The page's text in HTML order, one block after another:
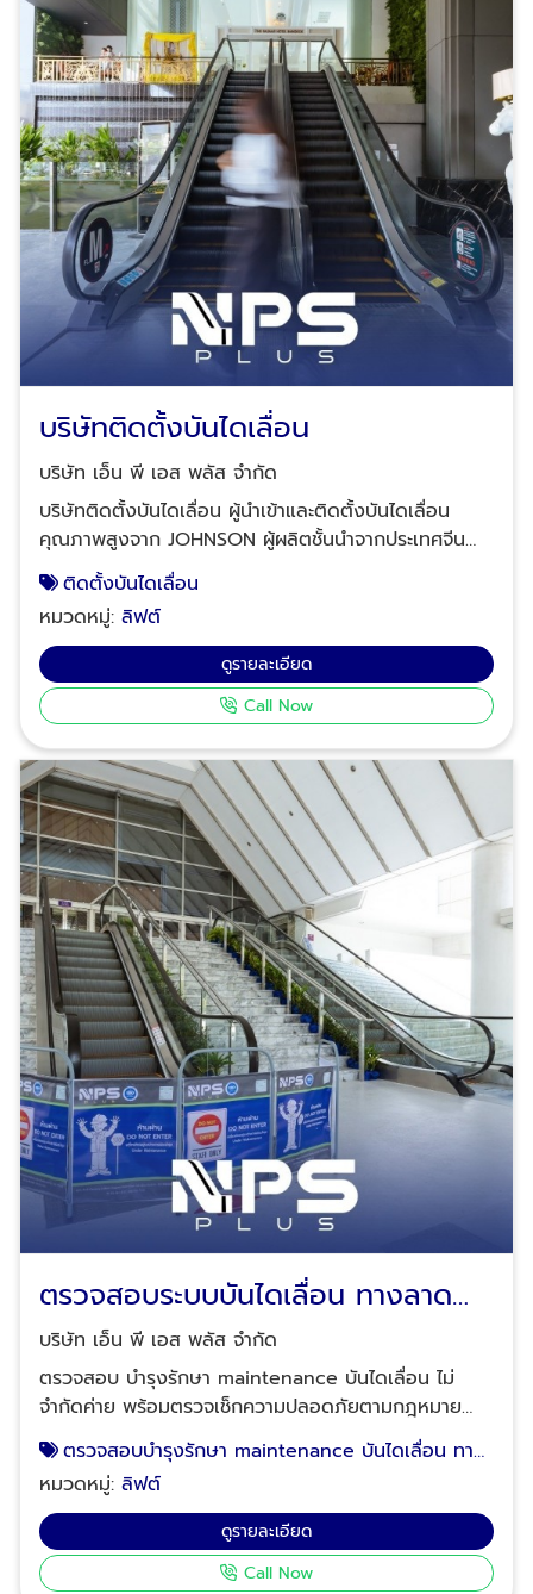
โครงสร้าง ตรวจสอบความปลอดภัย: ทดสอบระบบ 60
จุดก่อนส่งมอบ พร้อมใช้งาน: ลิฟต์บ้านของคุณจะใช้งาน
ได้ทันที ลิฟต์บ้านติดตั้งง่ายเหมาะกับใคร? เจ้าของบ้านที่
มีพื้นที่จำกัด: ไม่ต้องกังวลเรื่องการขยายพื้นที่ ผู้สูงอายุ
หรือผู้พิการ: เข้าถึงทุกชั้นได้สะดวกและปลอดภัย คนรัก
บ้านสวย: ดีไซน์ทันสมัย ไม่เสียความสวยงามของบ้าน ผู้ที่
ต้องการความคุ้มค่า: เริ่มต้น 7 แสนบาท ใช้งานยาวนาน
คำถามที่พบบ่อยเกี่ยวกับลิฟต์บ้านติดตั้งง่ายไม่ต้องทุบ 1.
ลิฟต์บ้านติดตั้งง่ายไม่ต้องทุบราคาเท่าไหร่? เริ่มต้นที่ 7
แสนบาท ขึ้นอยู่กับการออกแบบและขนาดที่เลือก 2. ใช้เวลา
ติดตั้งนานไหม? ด้วยระบบ Traction และทีมงานมืออาชีพ
การติดตั้งเสร็จสิ้นได้ในเวลาอันสั้น ไม่กระทบการอยู่อาศัย
ระบบความปลอดภัย 60 จุด และรับประกันอุบัติเหตุตลอด
สัญญา 4. สามารถติดตั้งในบ้านเก่าได้ไหม? ได้แน่นอน!
ระบบของเราออกแบบให้เข้ากับบ้านทุกสภาพ โดยไม่ต้อง
ทุบหรือปรับโครงสร้าง เริ่มต้นมีลิฟต์บ้านง่ายๆ กับ NPS
Plus วันนี้! เปลี่ยนบ้านของคุณให้สะดวกและทันสมัยด้วย
ลิฟต์บ้านติดตั้งง่ายไม่ต้องทุบ จาก NPS Plus ด้วย
ประสบการณ์ 25 ปีและมาตรฐานระดับโลก เราพร้อมดูแล
ทุกขั้นตอนตั้งแต่สำรวจฟรีจนถึงบริการหลังการขาย คลิก
เพื่อขอคำปรึกษาฟรี – ลิฟต์บ้านในฝันของคุณอยู่ไม่ไกล!
โทร: 02-964-8125 ,088-628-9290 ,083-837-8454
,095-952-7523 Facebook: NPS PLUS Elevator &
Escalator Thailand LINE: @npsplus
ลิฟต์โดยสารและตรวจสอบระบบไฟฟ้า ซ่อมบำรุง-รักษา
ลิฟต์โดยสารและตรวจสอบระบบไฟฟ้า ให้บริการปรึกษา
ลิฟต์ บันไดเลื่อน ทางเลื่อน ทางลาดเลื่อนโดยทีมงานมือ
อาชีพ Tel.: 02-964-8125, 088-628-9290, 083-837-
8454, 095-952-7523 Line ID: @npsplus บริษัท
เอ็น.พี.เอส.พลัส จำกัด ผู้ให้บริการครบวงจรด้านงานติด
ตั้งและเปลี่ยนอะไหล่ลิฟต์ - บันไดเลื่อน สามารถดูข้อมูล
บริษัทเพิ่มเติมได้ที่นี้ คลิกดู Company profile บริษัท
เอ็น.พี.เอส.พลัส จำกัด
บริษัทติดตั้งบันไดเลื่อน
บริษัท เอ็น พี เอส พลัส จำกัด
บริษัทติดตั้งบันไดเลื่อน ผู้นำเข้าและติดตั้งบันไดเลื่อน
คุณภาพสูงจาก JOHNSON ผู้ผลิตชั้นนำจากประเทศจีน
ภายใต้แบรนด์ NPS Johnson บริษัท เอ็น.พี.เอส. พลัส
จำกัด บริการติดตั้งบันไดเลื่อนครบวงจร เรามีทีมวิศวกร
และช่างผู้เชี่ยวชาญที่พร้อมให้บริการตั้งแต่การออกแบบ
ติดตั้ง ไปจนถึงการบำรุงรักษา เพื่อให้บันไดเลื่อนของคุณ
ทำงานได้อย่างมีประสิทธิภาพและปลอดภัย คุณสมบัติเด่น
ของบันไดเลื่อน NPS Johnson มาตรฐานความปลอดภัย
ประหยัดพลังงาน: ออกแบบให้ใช้พลังงานอย่างมี
ประสิทธิภาพ ลดค่าใช้จ่ายในระยะยาว ดีไซน์ทันสมัย:
สามารถปรับแต่งให้เข้ากับสถาปัตยกรรมของอาคารได้
อย่างลงตัว ทนทานและเชื่อถือได้: ผลิตจากวัสดุคุณภาพ
สูง รองรับการใช้งานหนักได้เป็นอย่างดี ขั้นตอนการให้
บริการ การสำรวจและออกแบบ: ทีมงานของเราจะทำการ
สำรวจพื้นที่และออกแบบบันไดเลื่อนที่เหมาะสมกับความ
ต้องการของลูกค้า การติดตั้ง: ดำเนินการติดตั้งโดยทีม
ช่างผู้เชี่ยวชาญ ตามมาตรฐานสากล การบำรุงรักษา:
บริการบำรุงรักษาและตรวจสอบความปลอดภัยอย่าง
สม่ำเสมอ เพื่อให้บันไดเลื่อนทำงานได้อย่างราบรื่น ผลงาน
ติดตั้งบันไดเลื่อนที่ผ่านมา เราได้รับความไว้วางใจจากลูกค้า
หลากหลายกลุ่ม ทั้งห้างสรรพสินค้า โรงแรม โรงพยาบาล
และอาคารสำนักงาน ในการติดตั้งบันไดเลื่อนที่มีคุณภาพ
และปลอดภัย ต้องการสอบถามสเปก และข้อมูลเกี่ยวกับ
การติดตั้งบันไดเลื่อน หากคุณกำลังมองหาบริษัทติดตั้ง
บันไดเลื่อนที่มีประสบการณ์และเชื่อถือได้ ติดต่อ บริษัท
เอ็น.พี.เอส. พลัส จำกัด เพื่อรับคำปรึกษาและบริการที่ดี
ที่สุด โทร: 02-964-8125, 088-628-9290, 083-837-
8454, 095-952-7523 LINE ID : @npsplus อีเมล:
nps_plus@yahoo.co.th ที่อยู่: 205/77 หมู่ที่ 1 ตำบล
พิมลราช อำเภอบางบัวทอง นนทบุรี 11110 NPS PLUS
พร้อมเป็นส่วนหนึ่งในการยกระดับการสัญจรภายในอาคาร
ของคุณด้วยบันไดเลื่อนคุณภาพสูงจาก NPS Johnson
ติดตั้งบันไดเลื่อน
หมวดหมู่:ลิฟต์
ดูรายละเอียด
Call Now
ตรวจสอบระบบบันไดเลื่อน ทางลาด
เลื่อน Maintenance
บริษัท เอ็น พี เอส พลัส จำกัด
ตรวจสอบ บำรุงรักษา maintenance บันไดเลื่อน ไม่
จำกัดค่าย พร้อมตรวจเช็กความปลอดภัยตามกฎหมาย
ด้วยทีมวิศวกรที่ชำนาญการซ่อมบำรุงทุกโมเดลในท้อง
ตลาด ให้บริการตรวจสอบ-ซ่อมบำรุง (Maintenance)
บันไดเลื่อน ทางลาดเลื่อน งานรีโนเวทลิฟต์โดยสาร
ตกแต่งห้องโดยสารลิฟต์ให้สวยดูทันสมัย ติดตั้งอุปกรณ์
เสริมภายในห้องโดยสารลิฟต์ให้รองรับการใช้งานตามแบบ
ที่ลูกค้าต้องการ ปรับปรุงประสิทธิภาพการทำงานของลิฟต์
ตรวจสอบบำรุงรักษา maintenance บันไดเลื่อน ทาง
ลาดเลื่อน
หมวดหมู่:ลิฟต์
ดูรายละเอียด
Call Now